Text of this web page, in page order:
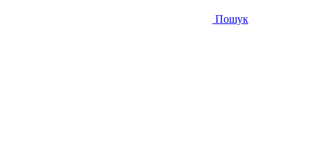
Пошук